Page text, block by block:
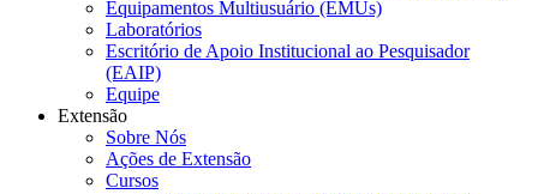
Equipamentos Multiusuário (EMUs)
Laboratórios
Escritório de Apoio Institucional ao Pesquisador
(EAIP)
Equipe
Extensão
Sobre Nós
Ações de Extensão
Cursos